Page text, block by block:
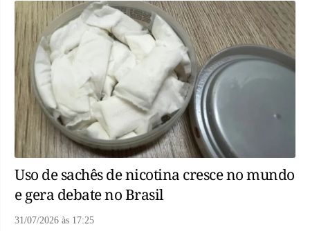
Uso de sachês de nicotina cresce no mundo
e gera debate no Brasil
31/07/2026 às 17:25